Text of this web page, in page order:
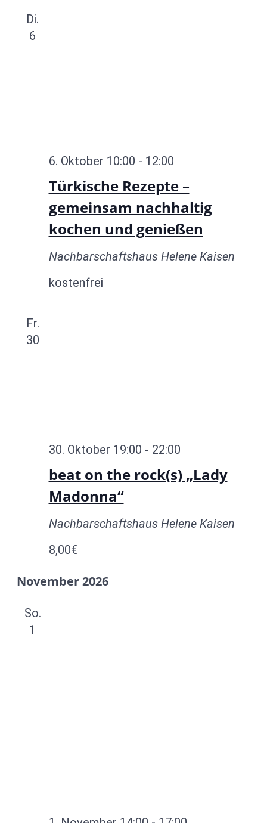
Di.
6
Türkische Rezepte –
gemeinsam nachhaltig
kochen und genießen
6. Oktober 10:00 - 12:00
Nachbarschaftshaus Helene Kaisen
kostenfrei
Fr.
30
beat on the rock(s) „Lady
Madonna“
30. Oktober 19:00 - 22:00
Nachbarschaftshaus Helene Kaisen
8,00€
November 2026
So.
1